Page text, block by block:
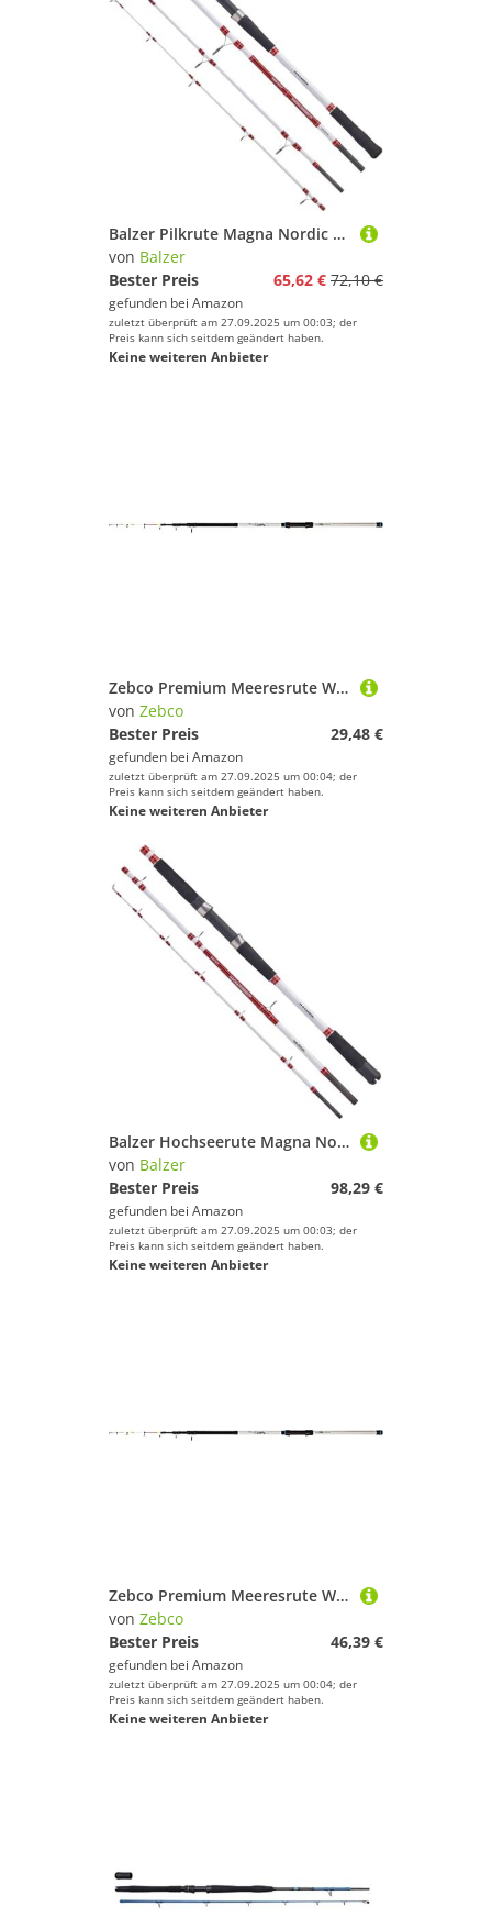
Balzer Pilkrute Magna Nordic Pro Flexo Pilk 160 Travel 2,40 m - Meeresrute, Reiserute, Hochseerute aus IM-8 Carbon
von Balzer
Bester Preis
65,62 € 72,10 €
gefunden bei Amazon
zuletzt überprüft am 27.09.2025 um 00:03; der
Preis kann sich seitdem geändert haben.
Keine weiteren Anbieter
Zebco Premium Meeresrute White GWC Tele Angelrute Bootsrute Hochsee-Angeln, Schwarz-Weiß, 2,10 m
von Zebco
Bester Preis
29,48 €
gefunden bei Amazon
zuletzt überprüft am 27.09.2025 um 00:04; der
Preis kann sich seitdem geändert haben.
Keine weiteren Anbieter
Balzer Hochseerute Magna Nordic Pro Boat 30 Travel 1,95m - Bootsrute, Reiserute aus IM-8 Carbon
von Balzer
Bester Preis
98,29 €
gefunden bei Amazon
zuletzt überprüft am 27.09.2025 um 00:03; der
Preis kann sich seitdem geändert haben.
Keine weiteren Anbieter
Zebco Premium Meeresrute White Tele Angelrute Bootsrute Hochsee-Angeln, Schwarz-Weiß, 2,70 m
von Zebco
Bester Preis
46,39 €
gefunden bei Amazon
zuletzt überprüft am 27.09.2025 um 00:04; der
Preis kann sich seitdem geändert haben.
Keine weiteren Anbieter